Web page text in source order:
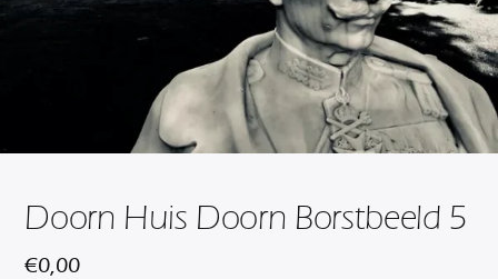
Doorn Huis Doorn Borstbeeld 5
€0,00